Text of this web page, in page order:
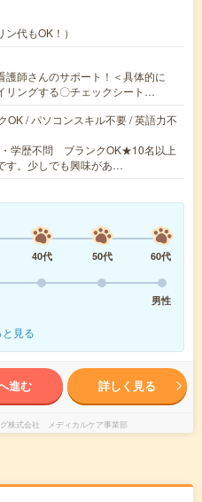
代もOK！）
師さんのサポート！＜具体的に
リングする〇チェックシート…
OK / パソコンスキル不要 / 英語力不
学歴不問 ブランクOK★10名以上
す。少しでも興味があ…
40代 50代
60代
男性
と見る
進む 詳しく見る
株式会社 メディカルケア事業部